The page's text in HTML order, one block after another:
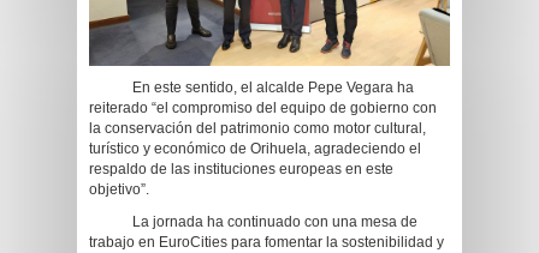
En este sentido, el alcalde Pepe Vegara ha
reiterado “el compromiso del equipo de gobierno con
la conservación del patrimonio como motor cultural,
turístico y económico de Orihuela, agradeciendo el
respaldo de las instituciones europeas en este
objetivo”.
La jornada ha continuado con una mesa de
trabajo en EuroCities para fomentar la sostenibilidad y